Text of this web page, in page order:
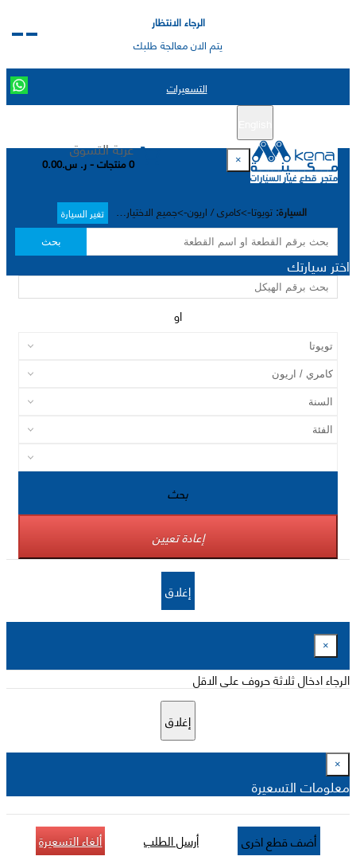
الرجاء الانتظار
يتم الان معالجة طلبك
التسعيرات
عربة التسوق
0 منتجات - ر. س.0.00
السيارة: تويوتا->كامري / اريون->جميع الاختيارات-> تغير السيارة
بحث
×
اختر سيارتك
او
بحث
إعادة تعيين
إغلاق
×
الرجاء ادخال ثلاثة حروف على الاقل
إغلاق
×
معلومات التسعيرة
أضف قطع اخرى أرسل الطلب ألغاء التسعيرة